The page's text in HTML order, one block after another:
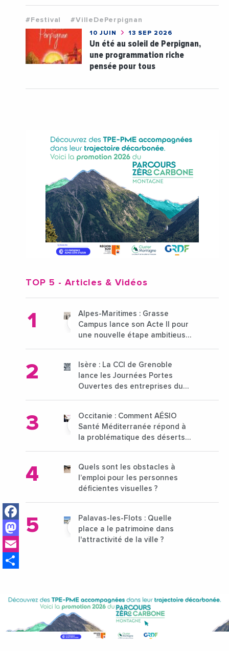
Facebook
Mastodon
#Festival #VilleDePerpignan
10 JUIN 13 SEP 2026
Un été au soleil de Perpignan,
une programmation riche
pensée pour tous
TOP 5 - Articles & Vidéos
Alpes-Maritimes : Grasse
Campus lance son Acte II pour
une nouvelle étape ambitieuse
Isère : La CCI de Grenoble
lance les Journées Portes
Ouvertes des entreprises du
Occitanie : Comment AÉSIO
Santé Méditerranée répond à
la problématique des déserts
Quels sont les obstacles à
l’emploi pour les personnes
déficientes visuelles ?
Palavas-les-Flots : Quelle
place a le patrimoine dans
l'attractivité de la ville ?